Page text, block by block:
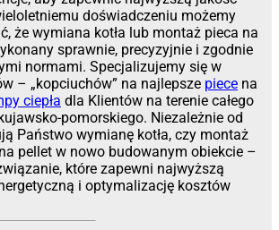
doświadczeniu możemy
że wymiana kotła lub montaż pieca na
sprawnie, precyzyjnie i zgodnie
normami. Specjalizujemy się w
– „kopciuchów” na najlepsze piece na
ciepła dla Klientów na terenie całego
kujawsko-pomorskiego. Niezależnie od
Państwo wymianę kotła, czy montaż
na pellet w nowo budowanym obiekcie –
które zapewni najwyższą
i optymalizację kosztów